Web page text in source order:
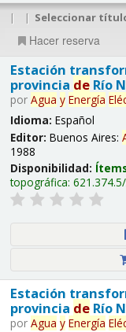
| | Seleccionar
Hacer reserva
Estación
provincia deRío
por Agua y Energía
Idioma: Español
Editor: Buenos Aires:
1988
Disponibilidad:
topográfica:
Estación
provincia deRío
por Agua y Energía